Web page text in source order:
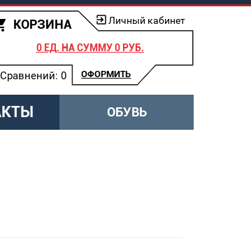
КОРЗИНА Личный кабинет
0 ЕД. НА СУММУ0 РУБ.
ОФОРМИТЬ
Сравнений: 0
ОБУВЬ